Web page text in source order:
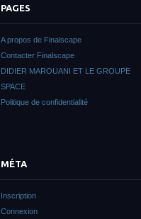
PAGES
A propos de Finalscape
Contacter Finalscape
DIDIER MAROUANI ET LE GROUPE
SPACE
Politique de confidentialité
MÉTA
Inscription
Connexion